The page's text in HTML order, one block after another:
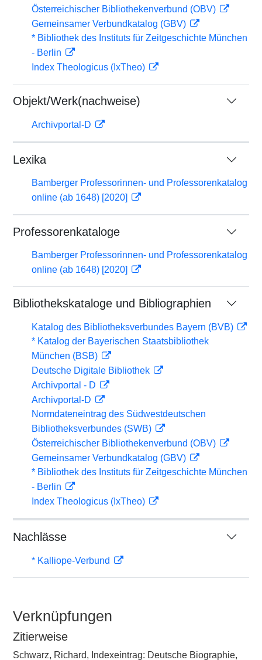
Österreichischer Bibliothekenverbund (OBV)
Gemeinsamer Verbundkatalog (GBV)
* Bibliothek des Instituts für Zeitgeschichte München
- Berlin
Index Theologicus (IxTheo)
Objekt/Werk(nachweise)
Archivportal-D
Lexika
Bamberger Professorinnen- und Professorenkatalog
online (ab 1648) [2020]
Professorenkataloge
Bamberger Professorinnen- und Professorenkatalog
online (ab 1648) [2020]
Bibliothekskataloge und Bibliographien
Katalog des Bibliotheksverbundes Bayern (BVB)
* Katalog der Bayerischen Staatsbibliothek
München (BSB)
Deutsche Digitale Bibliothek
Archivportal - D
Archivportal-D
Normdateneintrag des Südwestdeutschen
Bibliotheksverbundes (SWB)
Österreichischer Bibliothekenverbund (OBV)
Gemeinsamer Verbundkatalog (GBV)
* Bibliothek des Instituts für Zeitgeschichte München
- Berlin
Index Theologicus (IxTheo)
Nachlässe
* Kalliope-Verbund
Verknüpfungen
Zitierweise
Schwarz, Richard, Indexeintrag: Deutsche Biographie,